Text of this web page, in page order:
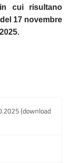
cui risultano
17 novembre
.
(download